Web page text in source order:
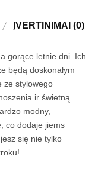
ĮVERTINIMAI (0)
gorące letnie dni. Ich
będą doskonałym
ze stylowego
ir świetną
modny,
co dodaje jiems
się nie tylko